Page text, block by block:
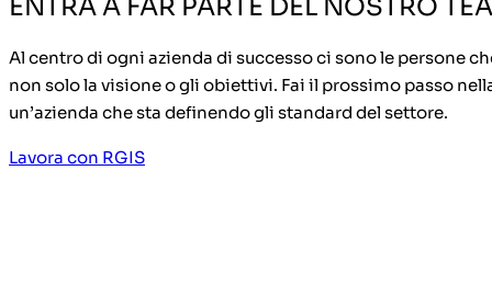
ENTRA A FAR PARTE DEL NOSTRO
Al centro di ogni azienda di successo ci sono le persone
non solo la visione o gli obiettivi. Fai il prossimo passo
un’azienda che sta definendo gli standard del settore.
Lavora con RGIS